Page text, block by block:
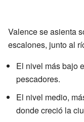
Valence se asienta
escalones, junto al
El nivel más bajo
pescadores.
El nivel medio,
donde creció la